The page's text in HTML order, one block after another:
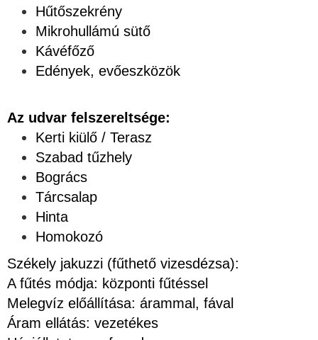
Hűtőszekrény
Mikrohullámú sütő
Kávéfőző
Edények, evőeszközök
Az udvar felszereltsége:
Kerti kiülő / Terasz
Szabad tűzhely
Bogrács
Tárcsalap
Hinta
Homokozó
Székely jakuzzi (fűthető vizesdézsa):
A fűtés módja: központi fűtéssel
Melegvíz előállítása: árammal, fával
Áram ellátás: vezetékes